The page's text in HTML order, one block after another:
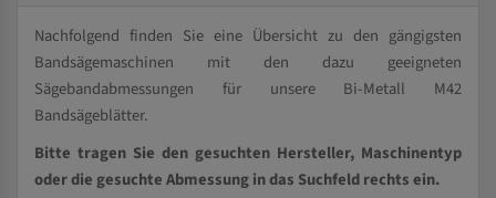
Nachfolgend finden Sie eine Übersicht zu den gängigsten
Bandsägemaschinen mit den dazu geeigneten
Sägebandabmessungen für unsere Bi-Metall M42
Bandsägeblätter.
Bitte tragen Sie den gesuchten Hersteller, Maschinentyp
oder die gesuchte Abmessung in das Suchfeld rechts ein.